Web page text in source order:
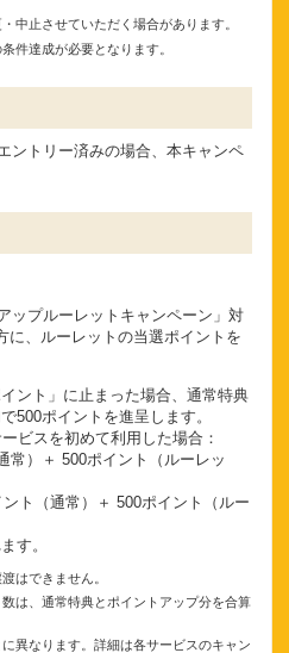
中止させていただく場合があります。
件達成が必要となります。
ントリー済みの場合、本キャンペ
ップルーレットキャンペーン」対
に、ルーレットの当選ポイントを
ント」に止まった場合、通常特典
500ポイントを進呈します。
ビスを初めて利用した場合：
常）＋ 500ポイント（ルーレッ
ト（通常）＋ 500ポイント（ルー
す。
はできません。
は、通常特典とポイントアップ分を合算
異なります。詳細は各サービスのキャン